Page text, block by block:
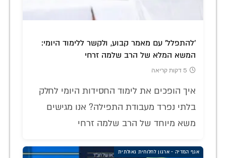
'להתפלל' עם מאמר קבוע, ולקשר ללימוד היומי:
המשא המלא של הרב שלמה זרחי
5 דקות קריאה
איך הופכים את לימוד החסידות היומי לחלק
בלתי נפרד מעבודת התפילה? אנו מגישים
משא מיוחד של הרב שלמה זרחי
אגף המדיה - ארגון לחלוחית גאולתית